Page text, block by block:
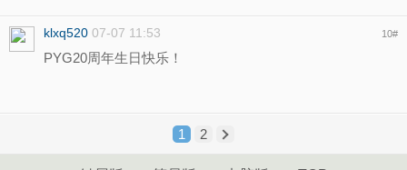
klxq520 07-07 11:53 10#
PYG20周年生日快乐！
1 2